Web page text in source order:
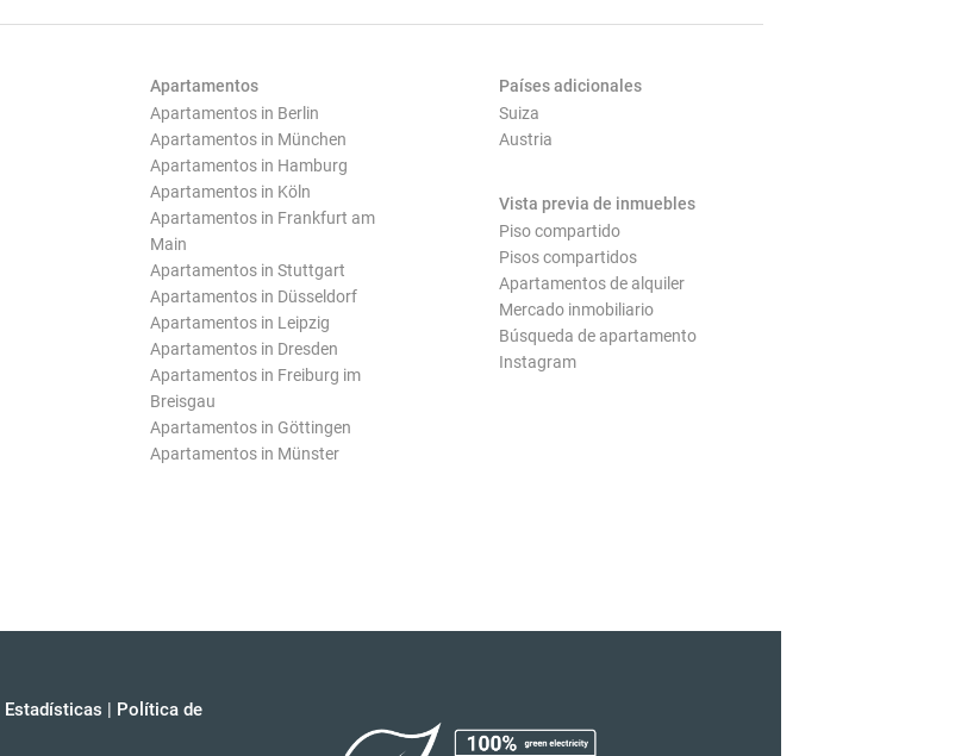
Apartamentos
Apartamentos in Berlin
Apartamentos in München
Apartamentos in Hamburg
Apartamentos in Köln
Apartamentos in Frankfurt am
Main
Apartamentos in Stuttgart
Apartamentos in Düsseldorf
Apartamentos in Leipzig
Apartamentos in Dresden
Apartamentos in Freiburg im
Breisgau
Apartamentos in Göttingen
Apartamentos in Münster
Países adicionales
Suiza
Austria
Vista previa de inmuebles
Piso compartido
Pisos compartidos
Apartamentos de alquiler
Mercado inmobiliario
Búsqueda de apartamento
Instagram
Estadísticas | Política de